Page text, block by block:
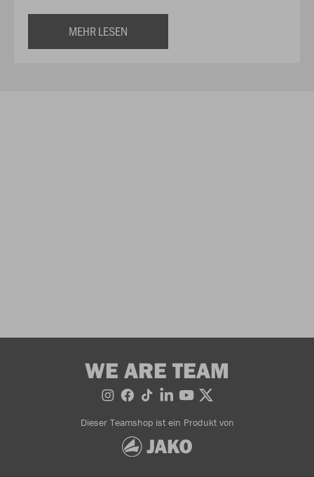
MEHR LESEN
WE ARE TEAM
Dieser Teamshop ist ein Produkt von